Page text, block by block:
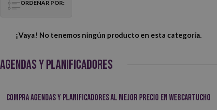
ORDENAR POR:
¡Vaya! No tenemos ningún producto en esta categoría.
AGENDAS Y PLANIFICADORES
Compra agendas y planificadores al mejor precio en Webcartucho